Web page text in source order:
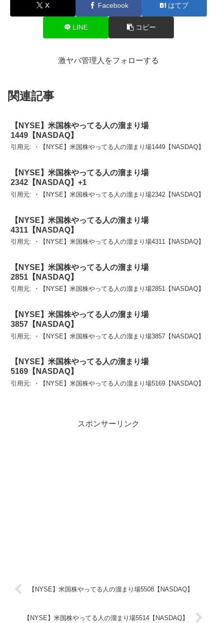
X Facebook はてブ
LINE コピー
激ヤバ管理人をフォローする
関連記事
【NYSE】米国株やってる人の溜まり場
1449【NASDAQ】
引用元: ・【NYSE】米国株やってる人の溜まり場1449【NASDAQ】
【NYSE】米国株やってる人の溜まり場
2342【NASDAQ】+1
引用元: ・【NYSE】米国株やってる人の溜まり場2342【NASDAQ】
【NYSE】米国株やってる人の溜まり場
4311【NASDAQ】
引用元: ・【NYSE】米国株やってる人の溜まり場4311【NASDAQ】
【NYSE】米国株やってる人の溜まり場
2851【NASDAQ】
引用元: ・【NYSE】米国株やってる人の溜まり場2851【NASDAQ】
【NYSE】米国株やってる人の溜まり場
3857【NASDAQ】
引用元: ・【NYSE】米国株やってる人の溜まり場3857【NASDAQ】
【NYSE】米国株やってる人の溜まり場
5169【NASDAQ】
引用元: ・【NYSE】米国株やってる人の溜まり場5169【NASDAQ】
スポンサーリンク
【NYSE】米国株やってる人の溜まり場5508【NASDAQ】
【NYSE】米国株やってる人の溜まり場5514【NASDAQ】